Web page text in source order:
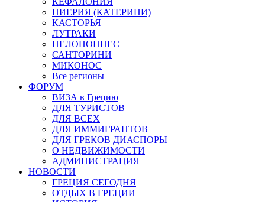
ПИЕРИЯ (КАТЕРИНИ)
КАСТОРЬЯ
ЛУТРАКИ
ПЕЛОПОННЕС
САНТОРИНИ
МИКОНОС
Все регионы
ФОРУМ
ВИЗА в Грецию
ДЛЯ ТУРИСТОВ
ДЛЯ ВСЕХ
ДЛЯ ИММИГРАНТОВ
ДЛЯ ГРЕКОВ ДИАСПОРЫ
О НЕДВИЖИМОСТИ
АДМИНИСТРАЦИЯ
НОВОСТИ
ГРЕЦИЯ СЕГОДНЯ
ОТДЫХ В ГРЕЦИИ